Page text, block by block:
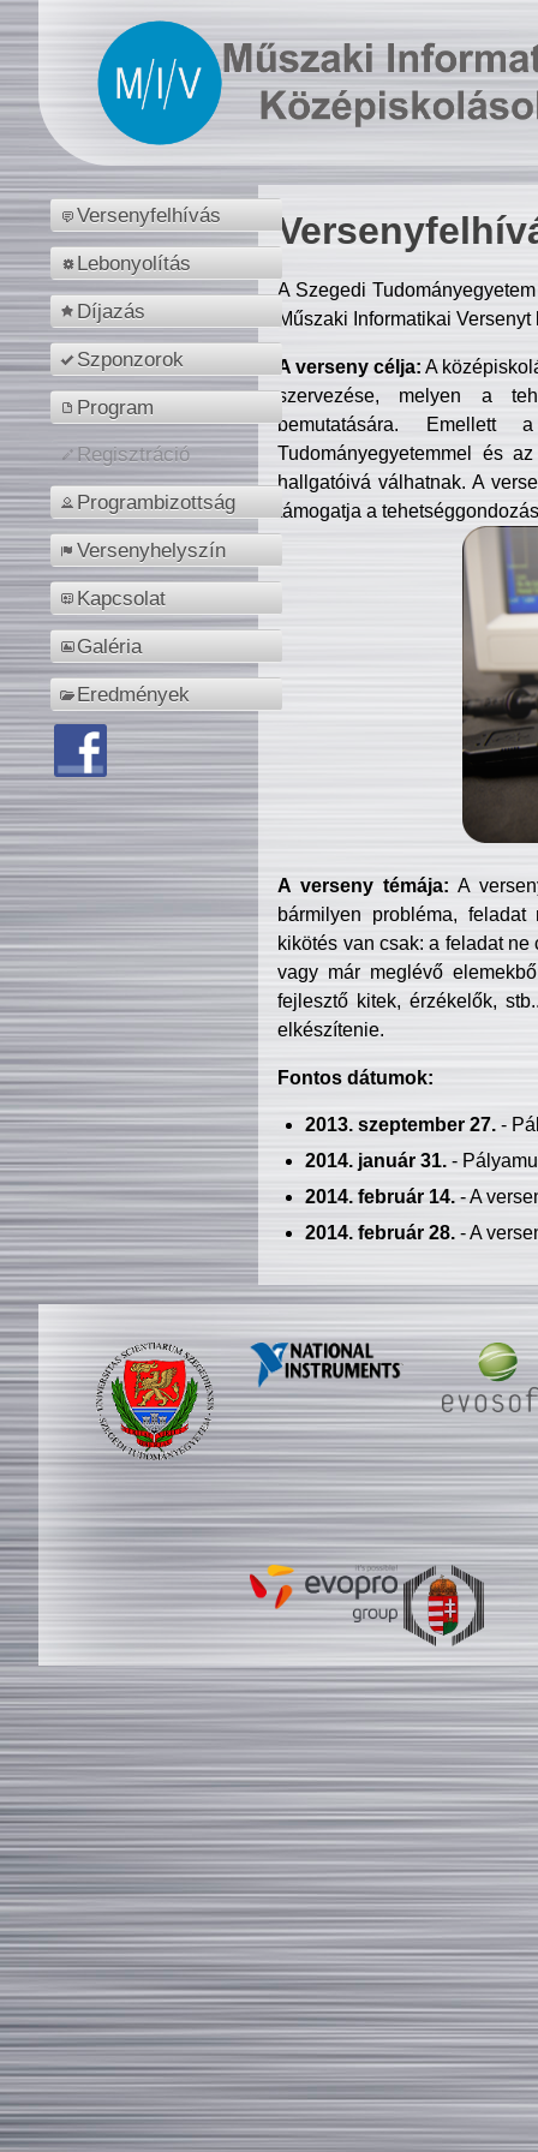
Versenyfelhívás
Lebonyolítás
Díjazás
Szponzorok
Program
Regisztráció
Programbizottság
Versenyhelyszín
Kapcsolat
Galéria
Eredmények
A Szegedi
Műszaki Informatikai
A verseny célja: A
szervezése, melyen a
bemutatására. Emellett
Tudományegyetemmel és
hallgatóivá válhatnak. A
támogatja a
A verseny témája: A
bármilyen probléma, feladat
kikötés van csak: a feladat
vagy már meglévő
fejlesztő kitek, érzékelők,
elkészítenie.
Fontos dátumok:
2013. szeptember 27.-
2014. január 31.-
2014. február 14.- A
2014. február 28.- A